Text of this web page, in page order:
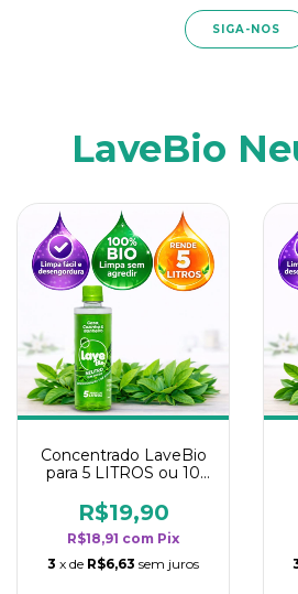
SIGA-NOS
LaveBio
Concentrado LaveBio
para 5 LITROS ou 10
rendimento da
categoria - Neutro
R$19,90
R$18,91 com Pix
3 x de R$6,63 sem juros